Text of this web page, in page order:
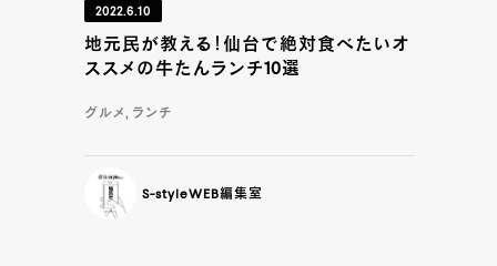
2022.6.10
地元民が教える！仙台で絶対食べたいオ
ススメの牛たんランチ10選
グルメ, ランチ
S-styleWEB編集室